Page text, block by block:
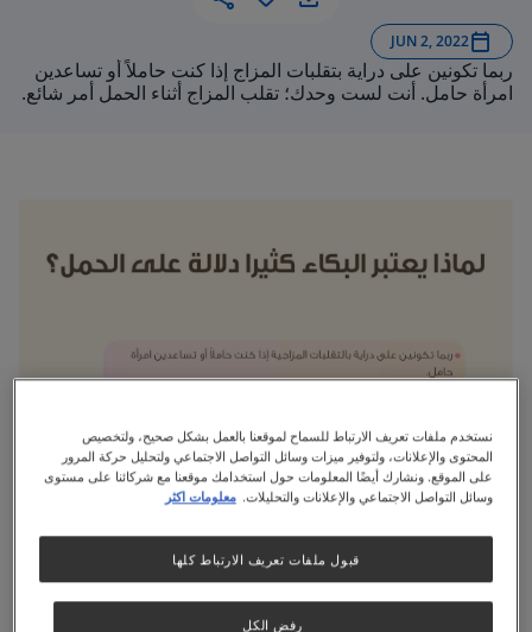
JUN 2, 2022
ربما تكونين على دراية بتقلبات المزاج إذا كنت حاملاً أو تساعدين
امرأة حامل. أنت لست وحدك؛ تقلب المزاج أثناء الحمل أمر شائع.
نستخدم ملفات تعريف الارتباط للسماح لموقعنا بالعمل بشكل صحيح، ولتخصيص
المحتوى والإعلانات، ولتوفير ميزات وسائل التواصل الاجتماعي ولتحليل حركة المرور
على الموقع. ونشارك أيضًا المعلومات حول استخدامك موقعنا مع شركائنا على مستوى
وسائل التواصل الاجتماعي والإعلانات والتحليلات. معلومات اكثر
رفض الكل
قبول ملفات تعريف الارتباط كلها